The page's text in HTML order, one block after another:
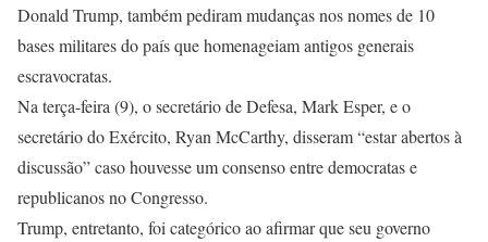
Donald Trump, também pediram mudanças nos nomes de 10
bases militares do país que homenageiam antigos generais
escravocratas.
Na terça-feira (9), o secretário de Defesa, Mark Esper, e o
secretário do Exército, Ryan McCarthy, disseram “estar abertos à
discussão” caso houvesse um consenso entre democratas e
republicanos no Congresso.
Trump, entretanto, foi categórico ao afirmar que seu governo